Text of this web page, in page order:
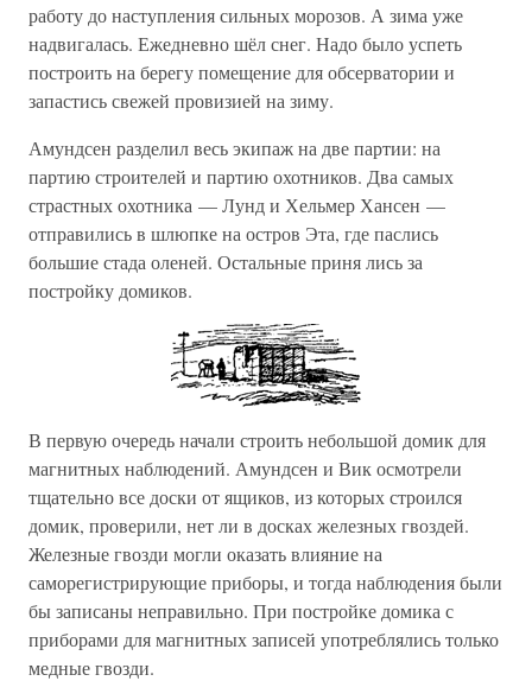
работу до наступления сильных морозов. А зима уже
надвигалась. Ежедневно шёл снег. Надо было успеть
построить на берегу помещение для обсерватории и
запастись свежей провизией на зиму.
Амундсен разделил весь экипаж на две партии: на
партию строителей и партию охотников. Два самых
страстных охотника — Лунд и Хельмер Хансен —
отправились в шлюпке на остров Эта, где паслись
большие стада оленей. Остальные приня лись за
постройку домиков.
В первую очередь начали строить небольшой домик для
магнитных наблюдений. Амундсен и Вик осмотрели
тщательно все доски от ящиков, из которых строился
домик, проверили, нет ли в досках железных гвоздей.
Железные гвозди могли оказать влияние на
саморегистрирующие приборы, и тогда наблюдения были
бы записаны неправильно. При постройке домика с
приборами для магнитных записей употреблялись только
медные гвозди.